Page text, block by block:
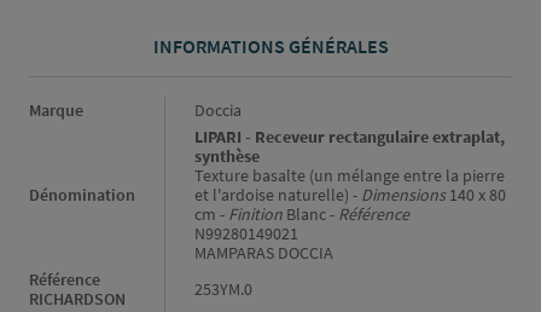
INFORMATIONS GÉNÉRALES
Informations générales
Marque Doccia
Dénomination
LIPARI - Receveur rectangulaire extraplat,
synthèse
Texture basalte (un mélange entre la pierre
et l'ardoise naturelle) - Dimensions140 x 80
cm - Finition Blanc - Référence
N99280149021
MAMPARAS DOCCIA
Référence
RICHARDSON
253YM.0